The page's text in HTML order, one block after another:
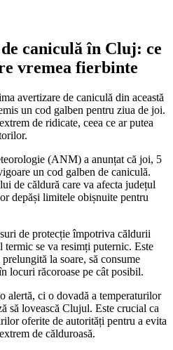
caniculă în Cluj: ce
vremea fierbinte
avertizare de caniculă din această
un cod galben pentru ziua de joi.
de ridicate, ceea ce ar putea
(ANM) a anunțat că joi, 5
un cod galben de caniculă.
de căldură care va afecta județul
depăși limitele obișnuite pentru
de protecție împotriva căldurii
termic se va resimți puternic. Este
la soare, să consume
locuri răcoroase pe cât posibil.
alertă, ci o dovadă a temperaturilor
să lovească Clujul. Este crucial ca
oferite de autorități pentru a evita
de călduroasă.